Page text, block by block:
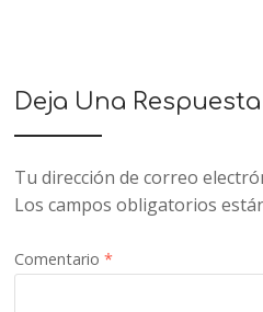
Deja Una Respuesta
Tu dirección de correo
Los campos obligatorios
Comentario*